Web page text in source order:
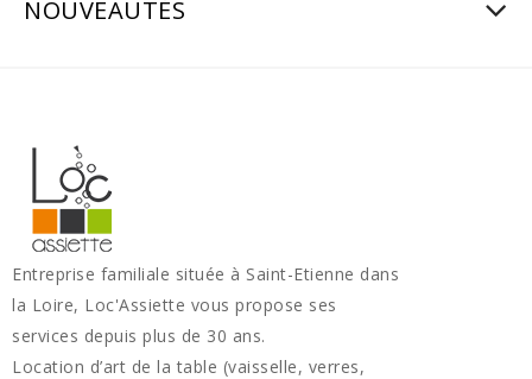
NOUVEAUTÉS
Entreprise familiale située à Saint-Etienne dans
la Loire, Loc'Assiette vous propose ses
services depuis plus de 30 ans.
Location d’art de la table (vaisselle, verres,